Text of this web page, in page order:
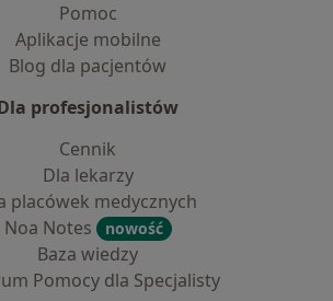
Pomoc
Aplikacje mobilne
Blog dla pacjentów
profesjonalistów
Cennik
Dla lekarzy
placówek medycznych
Noa Notes
nowość
Baza wiedzy
Pomocy dla Specjalisty